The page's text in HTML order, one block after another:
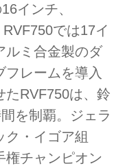
インチ、
では17イ
ルミ合金製のダ
フレームを導入
たRVF750は、鈴
を制覇。ジェラ
ク・イゴア組
権チャンピオン